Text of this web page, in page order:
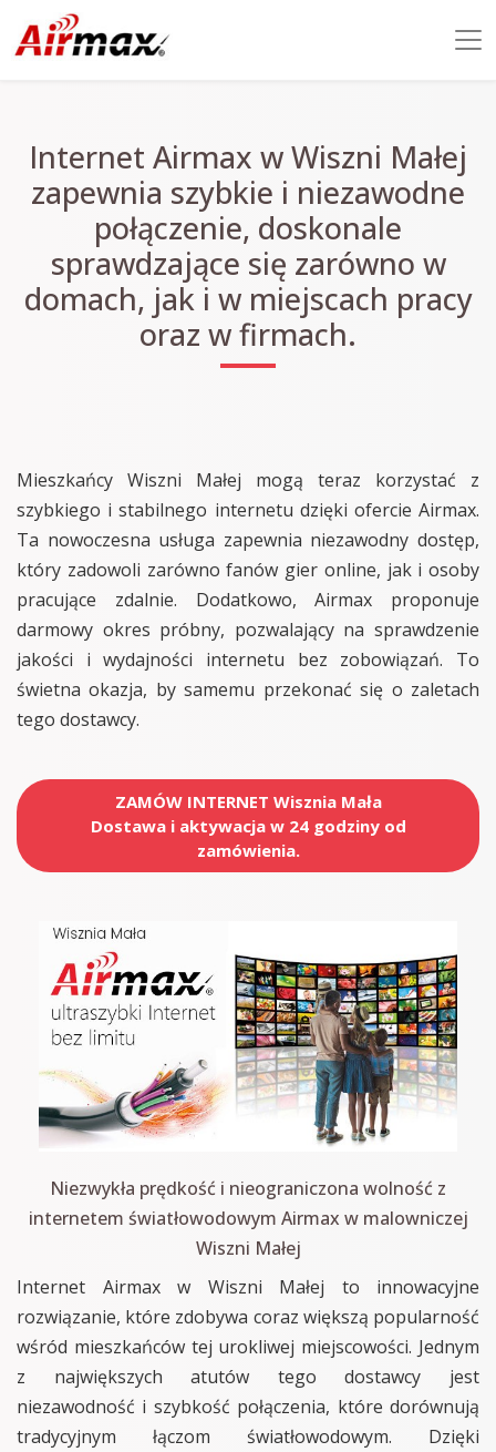
Internet Airmax w Wiszni Małej
zapewnia szybkie i niezawodne
połączenie, doskonale
sprawdzające się zarówno w
domach, jak i w miejscach pracy
oraz w firmach.
Mieszkańcy Wiszni Małej mogą teraz korzystać z
szybkiego i stabilnego internetu dzięki ofercie Airmax.
Ta nowoczesna usługa zapewnia niezawodny dostęp,
który zadowoli zarówno fanów gier online, jak i osoby
pracujące zdalnie. Dodatkowo, Airmax proponuje
darmowy okres próbny, pozwalający na sprawdzenie
jakości i wydajności internetu bez zobowiązań. To
świetna okazja, by samemu przekonać się o zaletach
tego dostawcy.
ZAMÓW INTERNET Wisznia Mała
Dostawa i aktywacja w 24 godziny od
zamówienia.
Niezwykła prędkość i nieograniczona wolność z
internetem światłowodowym Airmax w malowniczej
Wiszni Małej
Internet Airmax w Wiszni Małej to innowacyjne
rozwiązanie, które zdobywa coraz większą popularność
wśród mieszkańców tej urokliwej miejscowości. Jednym
z największych atutów tego dostawcy jest
niezawodność i szybkość połączenia, które dorównują
tradycyjnym łączom światłowodowym. Dzięki